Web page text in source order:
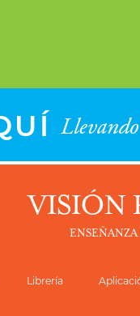
VISIÓN
Librería